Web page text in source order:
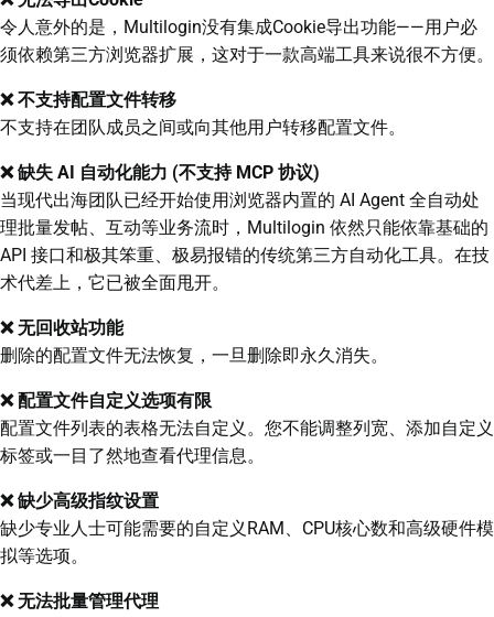
令人意外的是，Multilogin没有集成Cookie导出功能——用户必
须依赖第三方浏览器扩展，这对于一款高端工具来说很不方便。
❌ 不支持配置文件转移
不支持在团队成员之间或向其他用户转移配置文件。
❌ 缺失 AI 自动化能力 (不支持 MCP 协议)
当现代出海团队已经开始使用浏览器内置的 AI Agent 全自动处
理批量发帖、互动等业务流时，Multilogin 依然只能依靠基础的
API 接口和极其笨重、极易报错的传统第三方自动化工具。在技
术代差上，它已被全面甩开。
❌ 无回收站功能
删除的配置文件无法恢复，一旦删除即永久消失。
❌ 配置文件自定义选项有限
配置文件列表的表格无法自定义。您不能调整列宽、添加自定义
标签或一目了然地查看代理信息。
❌ 缺少高级指纹设置
缺少专业人士可能需要的自定义RAM、CPU核心数和高级硬件模
拟等选项。
❌ 无法批量管理代理